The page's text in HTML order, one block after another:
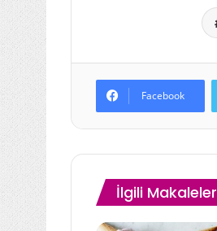
Facebook
İlgili Makaleler